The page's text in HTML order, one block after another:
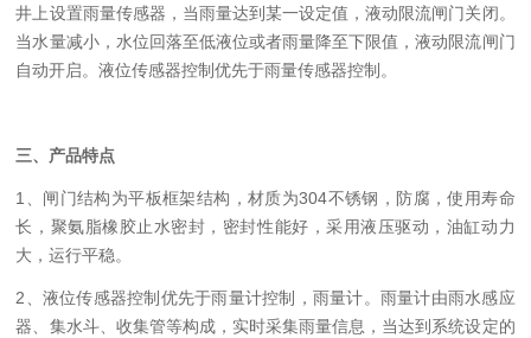
井上设置雨量传感器，当雨量达到某一设定值，液动限流闸门关闭。
当水量减小，水位回落至低液位或者雨量降至下限值，液动限流闸门
自动开启。液位传感器控制优先于雨量传感器控制。
三、产品特点
1、闸门结构为平板框架结构，材质为304不锈钢，防腐，使用寿命
长，聚氨脂橡胶止水密封，密封性能好，采用液压驱动，油缸动力
大，运行平稳。
2、液位传感器控制优先于雨量计控制，雨量计。雨量计由雨水感应
器、集水斗、收集管等构成，实时采集雨量信息，当达到系统设定的